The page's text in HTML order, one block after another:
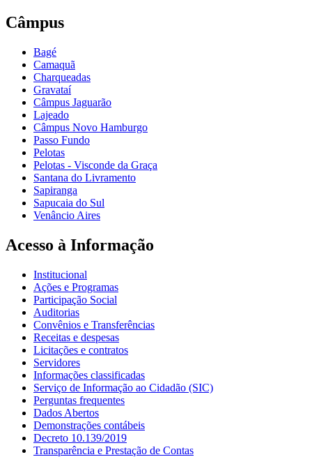
Câmpus
Bagé
Camaquã
Charqueadas
Gravataí
Câmpus Jaguarão
Lajeado
Câmpus Novo Hamburgo
Passo Fundo
Pelotas
Pelotas - Visconde da Graça
Santana do Livramento
Sapiranga
Sapucaia do Sul
Venâncio Aires
Acesso à Informação
Institucional
Ações e Programas
Participação Social
Auditorias
Convênios e Transferências
Receitas e despesas
Licitações e contratos
Servidores
Informações classificadas
Serviço de Informação ao Cidadão (SIC)
Perguntas frequentes
Dados Abertos
Demonstrações contábeis
Decreto 10.139/2019
Transparência e Prestação de Contas